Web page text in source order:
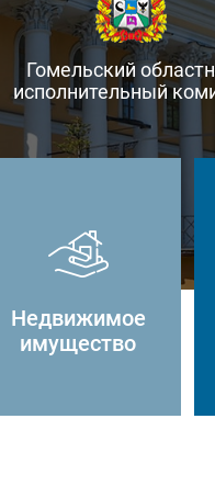
Гомельский
исполнительный
Недвижимое
имущество